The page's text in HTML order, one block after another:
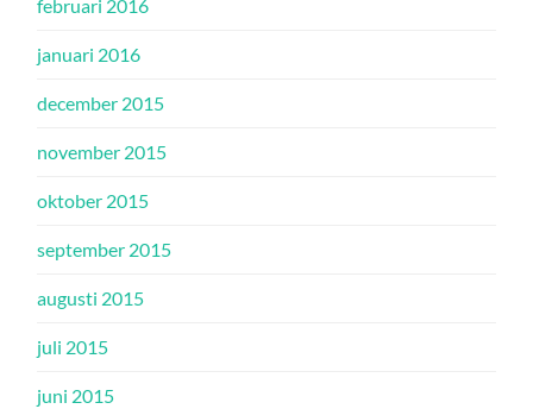
februari 2016
januari 2016
december 2015
november 2015
oktober 2015
september 2015
augusti 2015
juli 2015
juni 2015